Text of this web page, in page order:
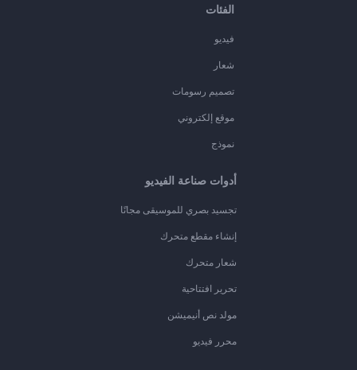
الفئات
فيديو
شعار
تصميم رسومات
موقع إلكتروني
نموذج
أدوات صناعة الفيديو
تجسيد بصري للموسيقى مجانًا
إنشاء مقطع متحرك
شعار متحرك
تحرير افتتاحية
مولد نص أنيميشن
محرر فيديو